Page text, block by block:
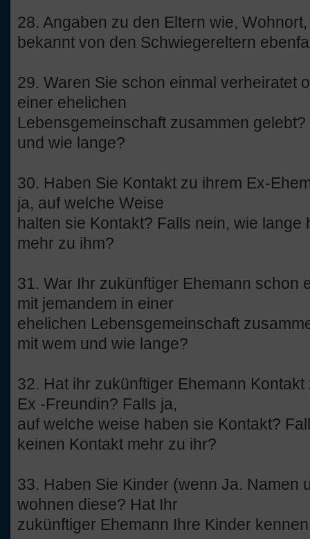
28. Angaben zu den Eltern wie,
bekannt von den Schwiegereltern
29. Waren Sie schon einmal verheiratet
einer ehelichen
Lebensgemeinschaft zusammen
und wie lange?
30. Haben Sie Kontakt zu ihrem Ex-
ja, auf welche Weise
halten sie Kontakt? Falls nein, wie lange
mehr zu ihm?
31. War Ihr zukünftiger Ehemann schon
mit jemandem in einer
ehelichen Lebensgemeinschaft
mit wem und wie lange?
32. Hat ihr zukünftiger Ehemann
Ex -Freundin? Falls ja,
auf welche weise haben sie Kontakt?
keinen Kontakt mehr zu ihr?
33. Haben Sie Kinder (wenn Ja. Namen
wohnen diese? Hat Ihr
zukünftiger Ehemann Ihre Kinder